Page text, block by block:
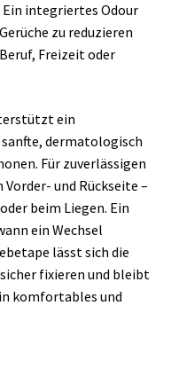
integriertes Odour
zu reduzieren
Freizeit oder
ein
dermatologisch
Für zuverlässigen
und Rückseite –
beim Liegen. Ein
ein Wechsel
lässt sich die
fixieren und bleibt
komfortables und